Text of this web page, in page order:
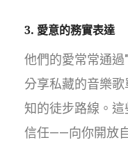
3. 愛意的務實表達
他們的愛常常通過
分享私藏的音樂
知的徒步路線。
信任——向你開放